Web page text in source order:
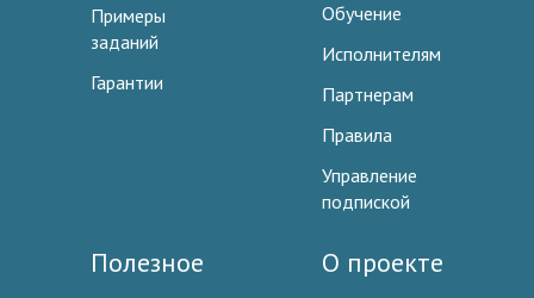
Примеры
заданий
Гарантии
Обучение
Исполнителям
Партнерам
Правила
Управление
подпиской
Полезное О проекте